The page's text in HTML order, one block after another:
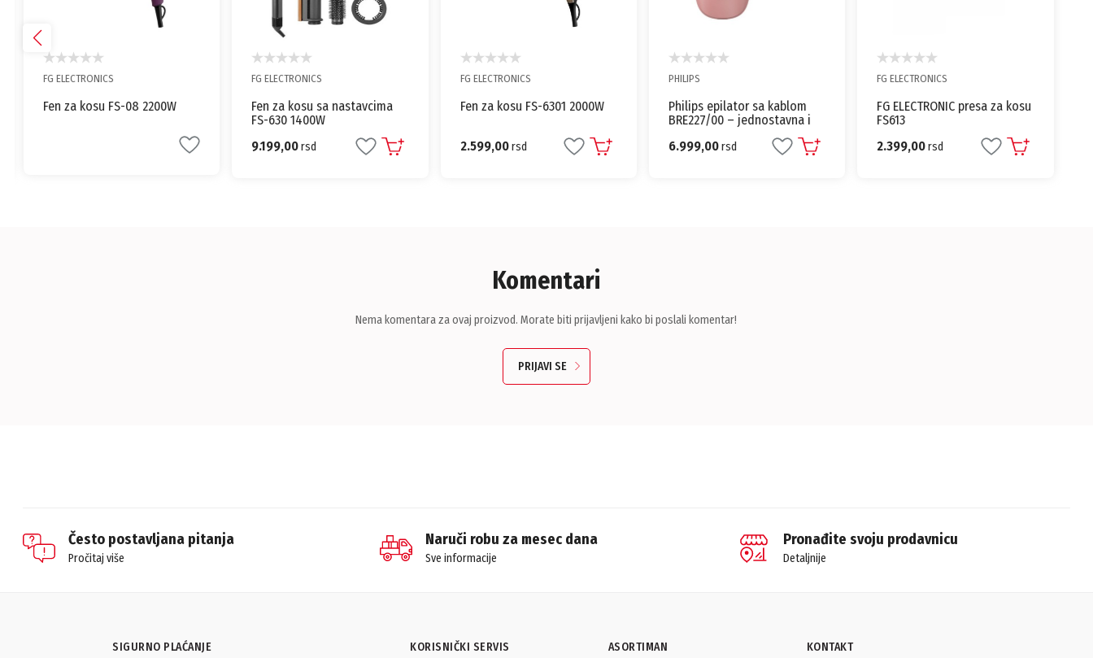
FG ELECTRONICS
Fen za kosu FS-08 2200W
FG ELECTRONICS
Fen za kosu sa nastavcima
FS-630 1400W
9.199,00rsd
FG ELECTRONICS
Fen za kosu FS-6301 2000W
2.599,00rsd
PHILIPS
Philips epilator sa kablom
BRE227/00 – jednostavna i
6.999,00rsd
FG ELECTRONICS
FG ELECTRONIC presa za kosu
FS613
2.399,00rsd
Komentari
Nema komentara za ovaj proizvod. Morate biti prijavljeni kako bi poslali komentar!
PRIJAVI SE
Često postavljana pitanja
Pročitaj više
Naruči robu za mesec dana
Sve informacije
Pronađite svoju prodavnicu
Detaljnije
SIGURNO PLAĆANJE KORISNIČKI SERVIS ASORTIMAN KONTAKT